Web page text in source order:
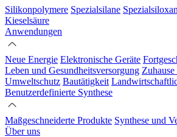
Silikonpolymere Spezialsilane
Kieselsäure
Anwendungen
Neue Energie Elektronische Geräte
Leben und Gesundheitsversorgung
Umweltschutz Bautätigkeit
Benutzerdefinierte Synthese
Maßgeschneiderte Produkte Synthese und
Über uns